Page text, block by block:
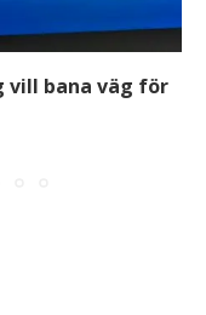
vill bana väg för